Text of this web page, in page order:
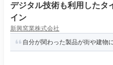
デジタル技術も利用したタ
イン
新興窯業株式会社
自分が関わった製品が街や建物